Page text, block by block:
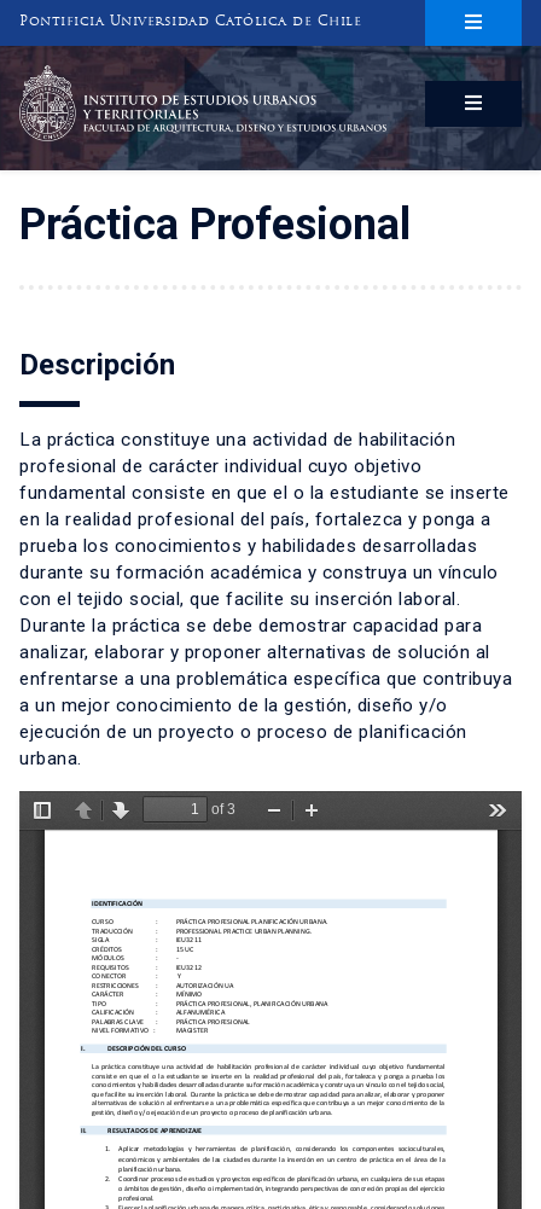
Pontificia Universidad Católica de Chile
INSTITUTO DE ESTUDIOS URBANOS
Y TERRITORIALES
FACULTAD DE ARQUITECTURA, DISEÑO Y ESTUDIOS URBANOS
Práctica Profesional
Descripción
La práctica constituye una actividad de habilitación
profesional de carácter individual cuyo objetivo
fundamental consiste en que el o la estudiante se inserte
en la realidad profesional del país, fortalezca y ponga a
prueba los conocimientos y habilidades desarrolladas
durante su formación académica y construya un vínculo
con el tejido social, que facilite su inserción laboral.
Durante la práctica se debe demostrar capacidad para
analizar, elaborar y proponer alternativas de solución al
enfrentarse a una problemática específica que contribuya
a un mejor conocimiento de la gestión, diseño y/o
ejecución de un proyecto o proceso de planificación
urbana.